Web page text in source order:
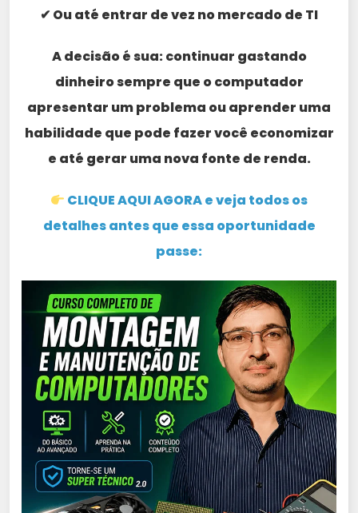
✔ Ou até entrar de vez no mercado de TI
A decisão é sua: continuar gastando
dinheiro sempre que o computador
apresentar um problema ou aprender uma
habilidade que pode fazer você economizar
e até gerar uma nova fonte de renda.
CLIQUE AQUI AGORA e veja todos os
detalhes antes que essa oportunidade
passe: